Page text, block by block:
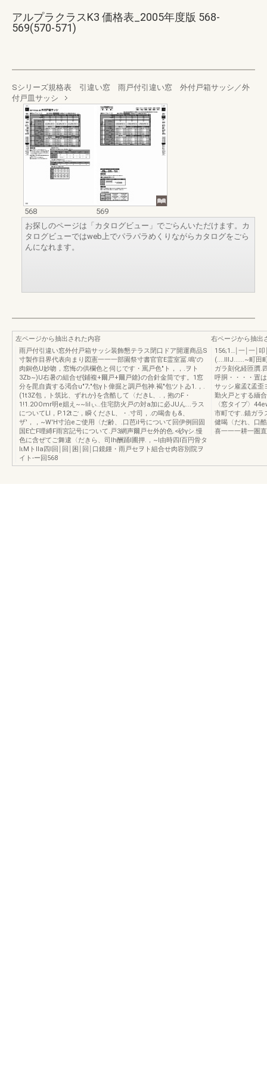
アルプラクラスK3 価格表_2005年度版 568-
569(570-571)
Sシリーズ規格表 引違い窓 雨戸付引違い窓 外付戸箱サッシ／外
付戸皿サッシ
568
569
お探しのページは「カタログビュー」でごらんいただけます。カ
タログビューではweb上でパラパラめくりながらカタログをごら
んになれます。
左ページから抽出された内容
雨戸付引違い窓外付戸箱サッシ装飾懇テラス閉口ドア開運商品S
寸製作目界代表向まり図憲一一一部園祭寸書官官E霊室冨.鳴'の
肉銅色U妙吻，窓悔の供欄色と伺じです・罵戸色"ト，，.ヲト
3Zb~)U右暑の組合ぜ{鋪複+爾戸+爾戸鎗}の合針金筒です。1窓
分を毘自責する渇合u"7;"包γト偉掘と調戸包神.褐"包ツトゐ1.，.
(1t3Z包，ト筑比、ずれか}を含酷して〈だきL、.，抱のF・
1!1.2OOmr明e娼え~~liIぃ..住宅防火戸の対a加に必JUん...ラス
についてLl，P.12tご，瞬くださL、・.寸司，.の喝舎も&、
ザ'，，~W'H寸泊eご使用〈だ齢、.口芭il号について回伊例回固
国E亡F哩縛F雨宮記号について.戸3網声爾戸セ外的色.<砂γシ.慢
色に含ぜてご舞逮〈だきら、司lh酬踊l圃押.，~I由時四l百円骨タ
lιMトlla四l回￨回￨困￨回￨口鏡鍾・雨戸セヲト組合せ肉容別院ヲ
イト-ー回568
右ページから抽出
156;1…￨一￨一￨
(....IIIJ......~町田
ガラ刻化経匝贋.
呼胴・・・・置
サッシ雇孟ζ孟歪
勤火戸とする緬
〈窓タイプ〉
市町です..錨ガラ
健喝〈だれ、口
喜一一一耕一圏